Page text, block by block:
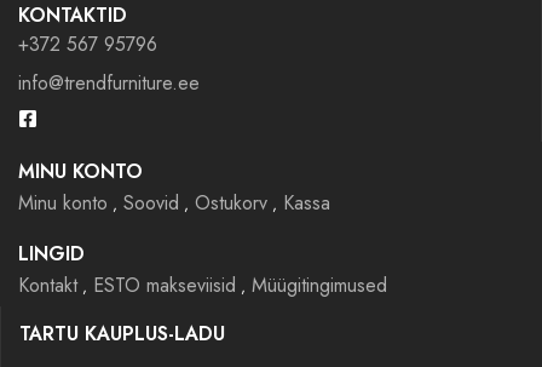
KONTAKTID
+372 567 95796
info@trendfurniture.ee
MINU KONTO
Minu konto
Soovid Ostukorv
Kassa
LINGID
Kontakt
ESTO makseviisid
Müügitingimused
TARTU KAUPLUS-LADU